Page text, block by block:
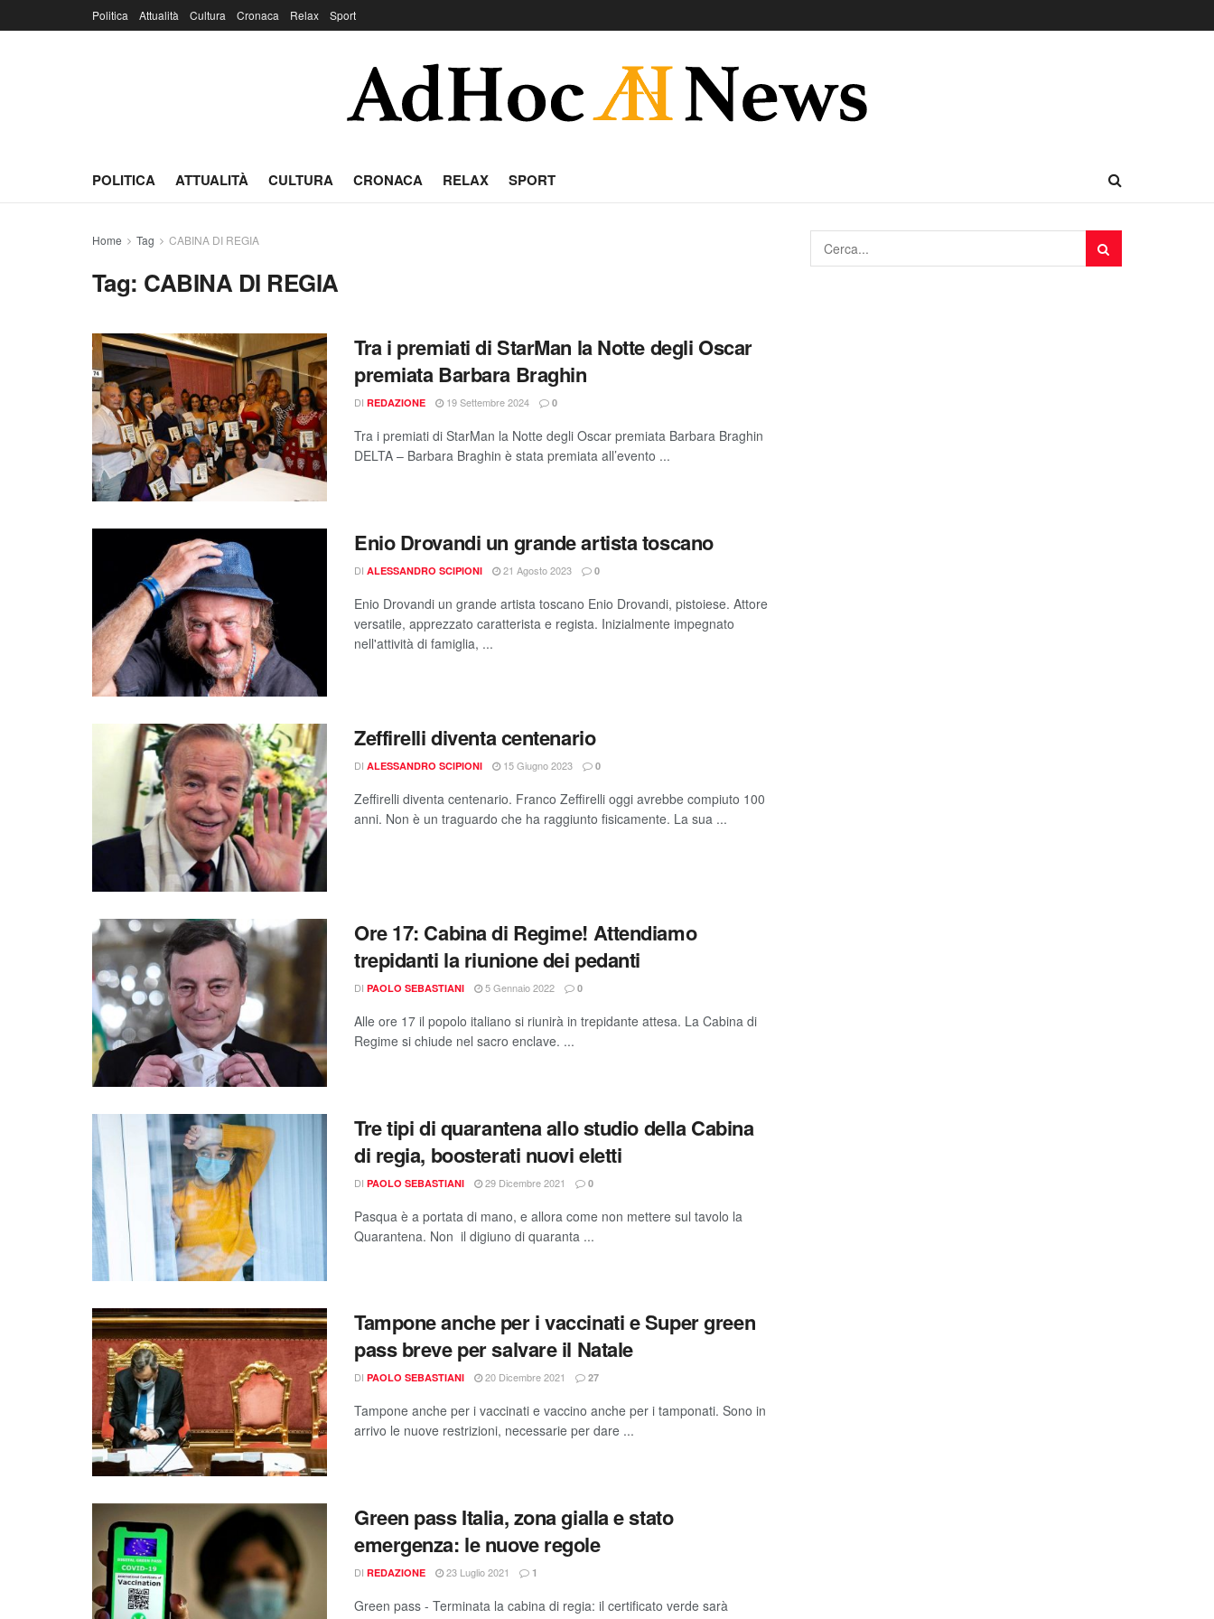
Politica Attualità Cultura Cronaca Relax Sport
POLITICA ATTUALITÀ CULTURA CRONACA RELAX SPORT
Home Tag CABINA DI REGIA
Tag: CABINA DI REGIA
Tra i premiati di StarMan la Notte degli Oscar
premiata Barbara Braghin
DI REDAZIONE 19 Settembre 2024 0
Tra i premiati di StarMan la Notte degli Oscar premiata Barbara Braghin
DELTA – Barbara Braghin è stata premiata all’evento ...
Enio Drovandi un grande artista toscano
DI ALESSANDRO SCIPIONI 21 Agosto 2023 0
Enio Drovandi un grande artista toscano Enio Drovandi, pistoiese. Attore
versatile, apprezzato caratterista e regista. Inizialmente impegnato
nell'attività di famiglia, ...
Zeffirelli diventa centenario
DI ALESSANDRO SCIPIONI 15 Giugno 2023 0
Zeffirelli diventa centenario. Franco Zeffirelli oggi avrebbe compiuto 100
anni. Non è un traguardo che ha raggiunto fisicamente. La sua ...
Ore 17: Cabina di Regime! Attendiamo
trepidanti la riunione dei pedanti
DI PAOLO SEBASTIANI 5 Gennaio 2022 0
Alle ore 17 il popolo italiano si riunirà in trepidante attesa. La Cabina di
Regime si chiude nel sacro enclave. ...
Tre tipi di quarantena allo studio della Cabina
di regia, boosterati nuovi eletti
DI PAOLO SEBASTIANI 29 Dicembre 2021 0
Pasqua è a portata di mano, e allora come non mettere sul tavolo la
Quarantena. Non il digiuno di quaranta ...
Tampone anche per i vaccinati e Super green
pass breve per salvare il Natale
DI PAOLO SEBASTIANI 20 Dicembre 2021 27
Tampone anche per i vaccinati e vaccino anche per i tamponati. Sono in
arrivo le nuove restrizioni, necessarie per dare ...
Green pass Italia, zona gialla e stato
emergenza: le nuove regole
DI REDAZIONE 23 Luglio 2021 1
Green pass - Terminata la cabina di regia: il certificato verde sarà